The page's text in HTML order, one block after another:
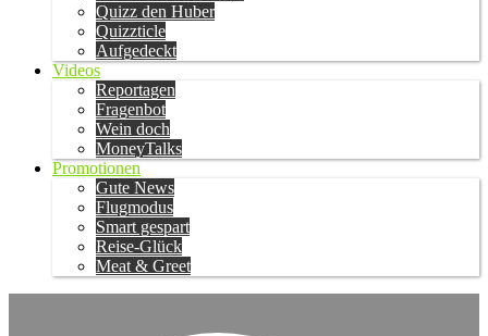
Quizz den Huber
Quizzticle
Aufgedeckt
Videos
Reportagen
Fragenbot
Wein doch
MoneyTalks
Promotionen
Gute News
Flugmodus
Smart gespart
Reise-Glück
Meat & Greet